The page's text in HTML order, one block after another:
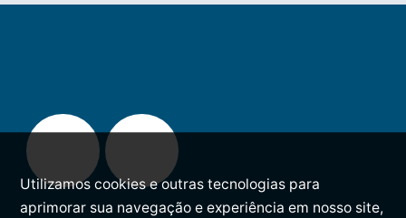
Utilizamos cookies e outras tecnologias para
aprimorar sua navegação e experiência em nosso site,